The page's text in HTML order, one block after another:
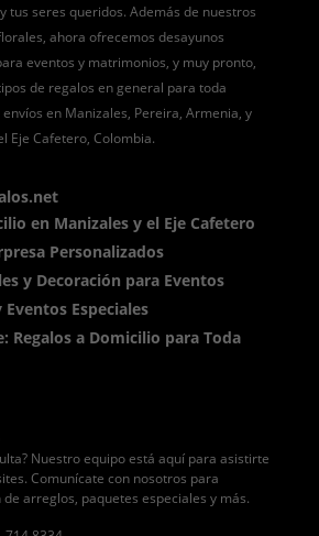
tus seres queridos. Además de nuestros
ahora ofrecemos desayunos
eventos y matrimonios, y muy pronto,
de regalos en general para toda
en Manizales, Pereira, Armenia, y
Eje Cafetero, Colombia.
en Manizales y el Eje Cafetero
Personalizados
y Decoración para Eventos
Especiales
Regalos a Domicilio para Toda
Nuestro equipo está aquí para asistirte
Comunícate con nosotros para
arreglos, paquetes especiales y más.